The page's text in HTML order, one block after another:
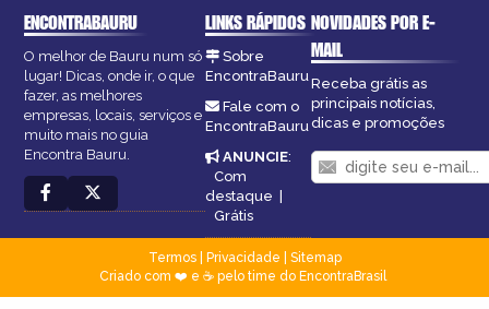
ENCONTRABAURU
O melhor de Bauru num só
lugar! Dicas, onde ir, o que
fazer, as melhores
empresas, locais, serviços e
muito mais no guia
Encontra Bauru.
LINKS RÁPIDOS
Sobre
EncontraBauru
Fale com o
EncontraBauru
ANUNCIE:
Com
destaque |
Grátis
NOVIDADES POR E-
MAIL
Receba grátis as
principais notícias,
dicas e promoções
Termos| Privacidade
Sitemap
Criado com ❤️ e ☕ pelo time do EncontraBrasil